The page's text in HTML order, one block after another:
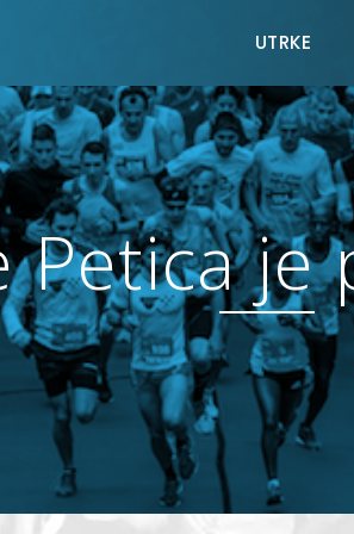
UTRKE
Petica je